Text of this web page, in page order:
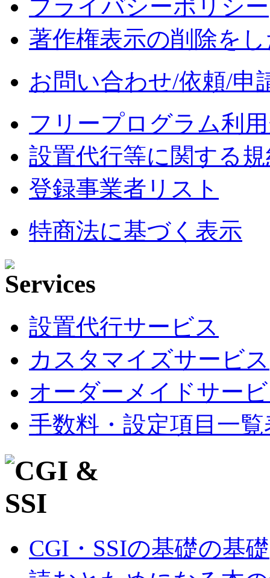
プライバシーポリシー
著作権表示の削除を
お問い合わせ/依頼/申
フリープログラム利
設置代行等に関する
登録事業者リスト
特商法に基づく表示
設置代行サービス
カスタマイズサービス
オーダーメイドサー
手数料・設定項目一覧
CGI・SSIの基礎の基礎